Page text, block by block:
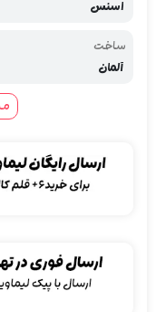
اسنس
ساخت
آلمان